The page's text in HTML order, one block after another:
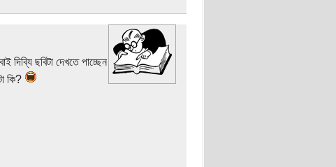
দিব্যি ছবিটা দেখতে পাচ্ছেন
কি?